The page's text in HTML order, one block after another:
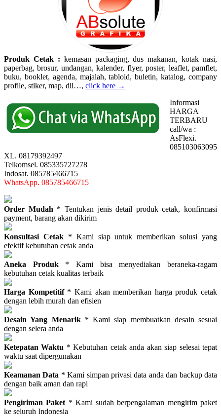
Produk Cetak : kemasan packaging, dus makanan, kotak nasi,
paperbag, brosur, undangan, kalender, flyer, poster, leaflet, pamflet,
buku, booklet, agenda, majalah, tabloid, buletin, katalog, company
profile, stiker, map, dll…, click here →
Informasi
HARGA
TERBARU
call/wa :
AsFlexi.
085103063095
XL. 08179392497
Telkomsel. 085335727278
Indosat. 085785466715
WhatsApp. 085785466715
Order Mudah * Tentukan jenis detail produk cetak, konfirmasi
payment, barang akan dikirim
Konsultasi Cetak* Kami siap untuk memberikan solusi yang
efektif kebutuhan cetak anda
Aneka Produk * Kami bisa menyediakan beraneka-ragam
kebutuhan cetak kualitas terbaik
Harga Kompetitif* Kami akan memberikan harga produk cetak
dengan lebih murah dan efisien
Desain Yang Menarik* Kami siap membuatkan desain sesuai
dengan selera anda
Ketepatan Waktu * Kebutuhan cetak anda akan siap selesai tepat
waktu saat dipergunakan
Keamanan Data * Kami simpan privasi data anda dan backup data
dengan baik aman dan rapi
Pengiriman Paket * Kami sudah berpengalaman mengirim paket
ke seluruh Indonesia